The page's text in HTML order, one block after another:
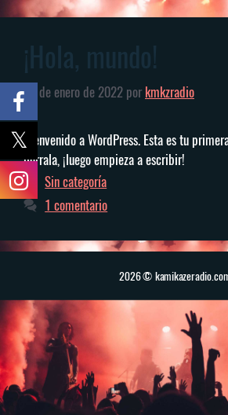
¡Hola, mundo!
13 de enero de 2022 por kmkzradio
Bienvenido a WordPress. Esta es tu
bórrala, ¡luego empieza a escribir!
Categorías
Sin categoría
1 comentario
2026 ©